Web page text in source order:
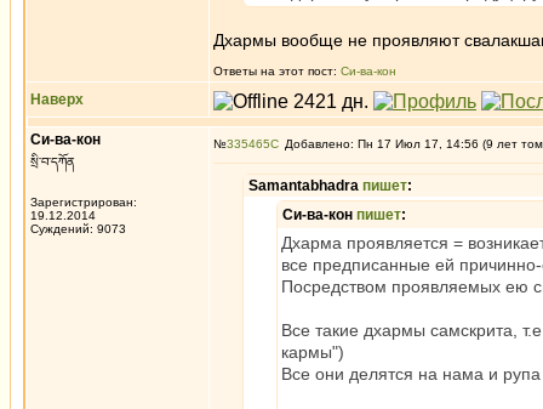
Дхармы вообще не проявляют
Ответы на этот пост: Си-ва-кон
Наверх
Си-ва-кон
སྲི་བ་དཀོན
Зарегистрирован:
19.12.2014
Суждений: 9073
№335465 Добавлено: Пн 17 Июл 17, 14:56 (9 лет
Samantabhadra пишет:
Си-ва-кон пишет:
Дхарма проявляется =
все предписанные ей
Посредством проявляемых ею
Все такие дхармы самскрита,
кармы")
Все они делятся на нама и